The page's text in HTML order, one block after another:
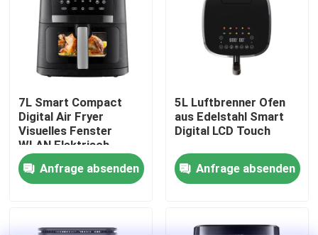
Videos
Über uns
Werksbesichtigung
Qualitätskontrolle
7L Smart Compact
Digital Air Fryer
Visuelles Fenster
WLAN Elektrisch
Anfrage absenden
5L Luftbrenner Ofen
aus Edelstahl Smart
Digital LCD Touch
Anfrage absenden